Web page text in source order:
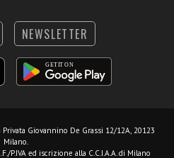
NEWSLETTER
Giovannino De Grassi 12/12A, 20123
Milano.
P.IVA ed iscrizione alla C.C.I.A.A. di Milano